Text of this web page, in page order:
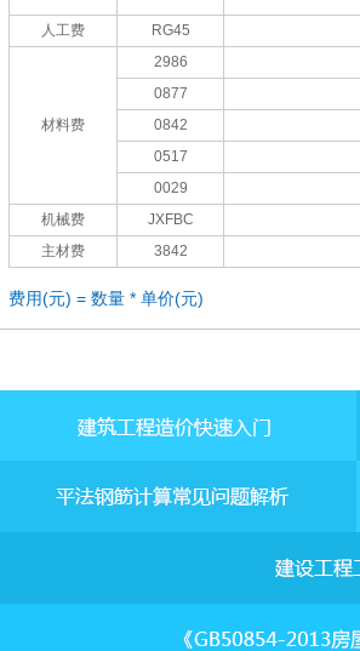
人工费 RG45
材料费
2986
0877
0842
0517
0029
机械费
JXFBC
主材费
3842
费用(元) = 数量 * 单价(元)